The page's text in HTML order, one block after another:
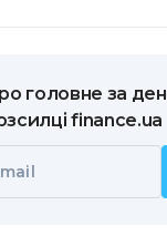
головне за
finance.ua